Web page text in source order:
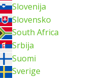
Slovenija
Slovensko
South Africa
Srbija
Suomi
Sverige